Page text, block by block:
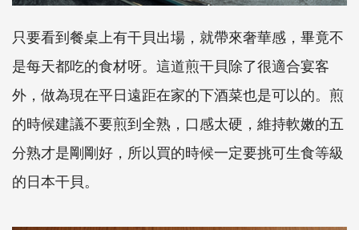
只要看到餐桌上有干貝出場，就帶來奢華感，畢竟不
是每天都吃的食材呀。這道煎干貝除了很適合宴客
外，做為現在平日遠距在家的下酒菜也是可以的。煎
的時候建議不要煎到全熟，口感太硬，維持軟嫩的五
分熟才是剛剛好，所以買的時候一定要挑可生食等級
的日本干貝。